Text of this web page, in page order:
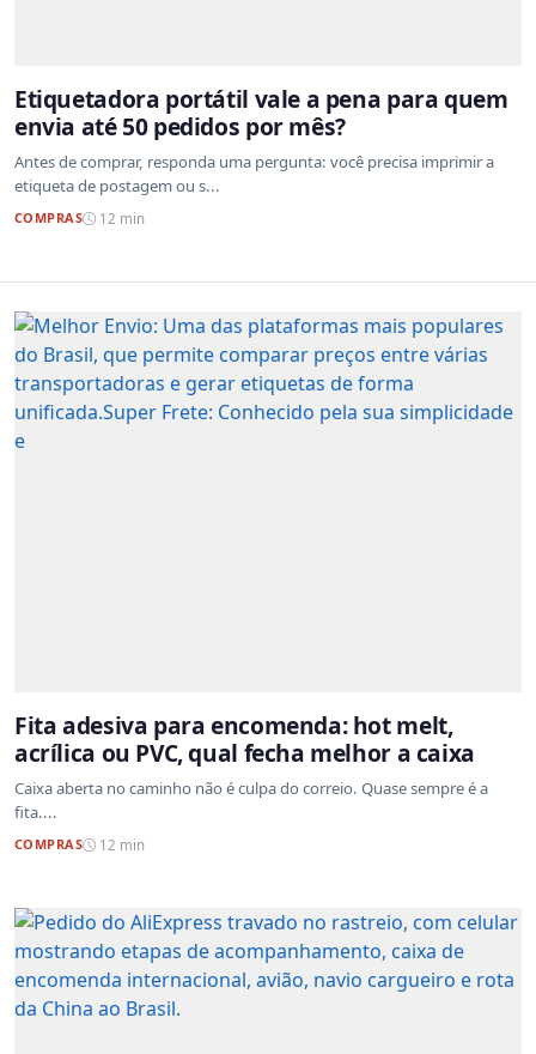
Etiquetadora portátil vale a pena para quem
envia até 50 pedidos por mês?
Antes de comprar, responda uma pergunta: você precisa imprimir a
etiqueta de postagem ou s...
COMPRAS 12 min
Fita adesiva para encomenda: hot melt,
acrílica ou PVC, qual fecha melhor a caixa
Caixa aberta no caminho não é culpa do correio. Quase sempre é a
fita....
COMPRAS 12 min